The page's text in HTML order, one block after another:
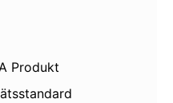
Produkt